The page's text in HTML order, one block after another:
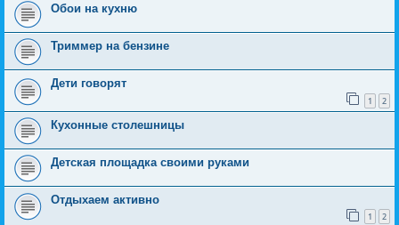
Обои на кухню
Триммер на бензине
Дети говорят
1 2
Кухонные столешницы
Детская площадка своими руками
Отдыхаем активно
1 2